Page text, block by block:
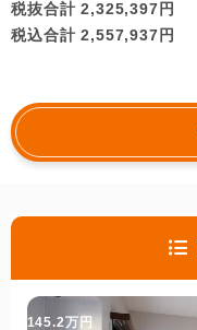
税抜合計 2,325,397円
税込合計 2,557,937円
145.2万円